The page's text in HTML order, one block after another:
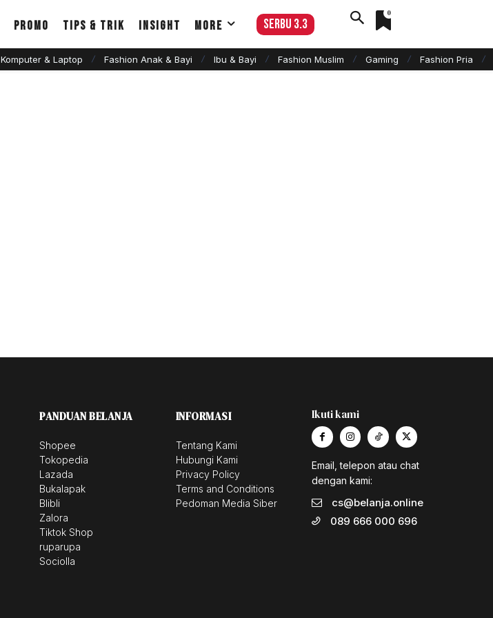
Promo Tips & Trik Insight More serbu 3.3
0
Komputer & Laptop Fashion Anak & Bayi Ibu & Bayi Fashion Muslim Gaming Fashion Pria
PANDUAN BELANJA
Shopee
Tokopedia
Lazada
Bukalapak
Blibli
Zalora
Tiktok Shop
ruparupa
Sociolla
INFORMASI
Tentang Kami
Hubungi Kami
Privacy Policy
Terms and Conditions
Pedoman Media Siber
Ikuti kami
Email, telepon atau chat
dengan kami:
cs@belanja.online
089 666 000 696